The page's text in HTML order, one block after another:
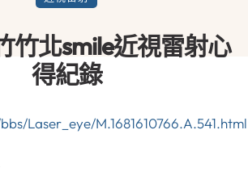
竹北smile近視雷射心
得紀錄
Laser_eye/M.1681610766.A.541.html